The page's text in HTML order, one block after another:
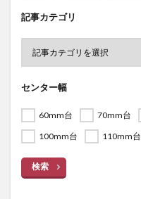
記事カテゴリ
センター幅
60mm台 70mm台
100mm台
110mm台
検索